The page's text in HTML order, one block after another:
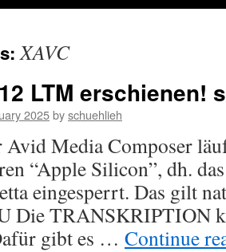
XAVC
LTM erschienen!
2025byschuehlieh
Media Composer
“Apple Silicon”, dh.
eingesperrt. Das gilt
Die TRANSKRIPTION
gibt es … Continue